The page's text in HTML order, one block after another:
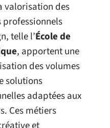
valorisation des
professionnels
telle l’École de
, apportent une
des volumes
solutions
adaptées aux
Ces métiers